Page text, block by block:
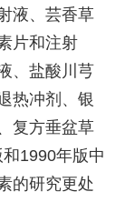
液、芸香草
片和注射
、盐酸川芎
热冲剂、银
复方垂盆草
1990年版中
的研究更处